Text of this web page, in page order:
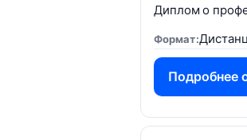
Диплом о
Формат
Подробнее